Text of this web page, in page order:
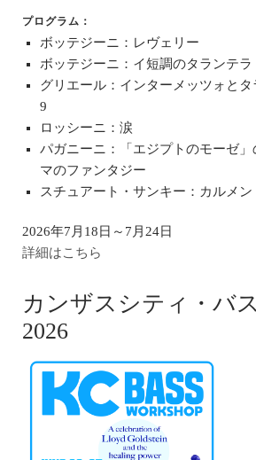
プログラム：
ボッテジーニ：レヴェリー
ボッテジーニ：イ短調のタランテラ
グリエール：インターメッツォと
9
ロッシーニ：涙
パガニーニ：「エジプトのモーゼ
マのファンタジー
スチュアート・サンキー：カルメ
2026年7月18日～7月24日
詳細はこちら
カンザスシティ・バ
2026